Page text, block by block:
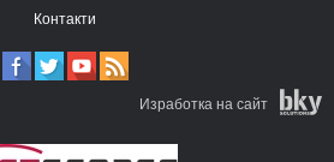
Контакти
Изработка на сайт